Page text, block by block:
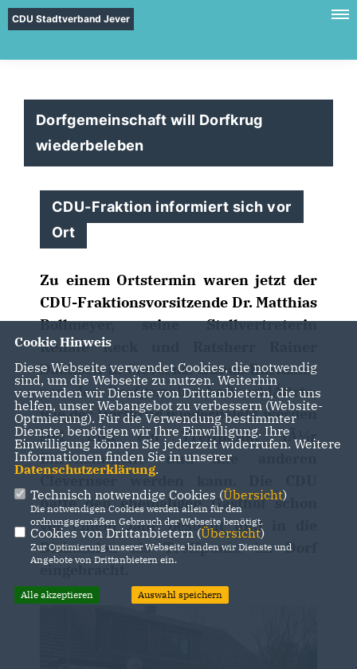
CDU Stadtverband Jever
Dorfgemeinschaft will Dorfkrug
wiederbeleben
CDU-Fraktion informiert sich vor
Ort
Zu einem Ortstermin waren jetzt der
CDU-Fraktionsvorsitzende Dr. Matthias
Bollmeyer, seine Stellvertreterin
Renate Reck und Ratsherr Rainer
Dabitsch in Cleverns. Gunda Burmann
von der Dorfgemeinschaft erklÃ¤rte,
wie der Dorfkrug wiederbelebt werden
soll und ein Treffpunkt fÃ¼r
Ehrenamtliche und alle anderen
Clevernser werden kann. Die CDU
hatte den ehemaligen Gasthof schon
vor einem Jahr besucht und in die
Diskussion als Treffpunkt im Dorf
eingebracht.
Cookie Hinweis
Diese Webseite verwendet Cookies, die notwendig
sind, um die Webseite zu nutzen. Weiterhin
verwenden wir Dienste von Drittanbietern, die uns
helfen, unser Webangebot zu verbessern (Website-
Optmierung). Für die Verwendung bestimmter
Dienste, benötigen wir Ihre Einwilligung. Ihre
Einwilligung können Sie jederzeit widerrufen. Weitere
Informationen finden Sie in unserer
Datenschutzerklärung.
Technisch notwendige Cookies (Übersicht)
Die notwendigen Cookies werden allein für den
ordnungsgemäßen Gebrauch der Webseite benötigt.
Cookies von Drittanbietern (Übersicht)
Zur Optimierung unserer Webseite binden wir Dienste und
Angebote von Drittanbietern ein.
Alle akzeptieren Auswahl speichern